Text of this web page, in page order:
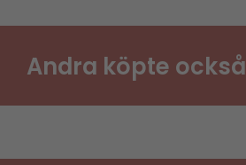
Andra köpte också